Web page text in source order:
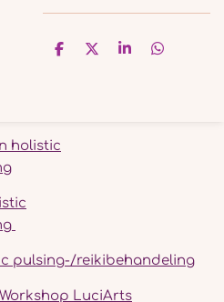
D
D
S
D
holistic
pulsing-/reikibehandeling
LuciArts